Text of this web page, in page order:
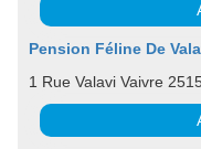
Pension Féline De
1 Rue Valavi Vaivre